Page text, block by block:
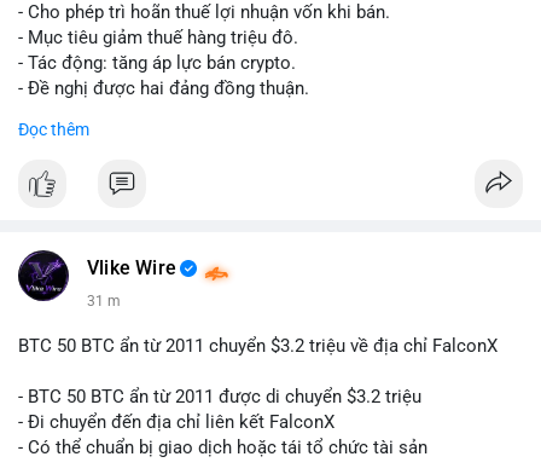
tái cơ cấu danh mục trước phiên giao dịch Âu-Mỹ. Tâm lý thị
trường có thể dao động nhẹ khi nhà đầu tư nhỏ lẻ theo dõi
động thái này.
và điểm đến của số BTC này trong 2-4 giờ tới. Nếu dòng tiền
phòng thủ. Nếu vào ví lạnh, có thể duy trì chiến lược nắm giữ
#160btc #vilanh #thanhkhoansan
- Cho phép trì hoãn thuế lợi nhuận vốn khi bán.
- Mục tiêu giảm thuế hàng triệu đô.
- Tác động: tăng áp lực bán crypto.
- Đề nghị được hai đảng đồng thuận.
📰 Nguồn: Cointelegraph
Đọc thêm
Vlike Wire
31 m
BTC 50 BTC ẩn từ 2011 chuyển $3.2 triệu về địa chỉ FalconX
- BTC 50 BTC ẩn từ 2011 được di chuyển $3.2 triệu
- Đi chuyển đến địa chỉ liên kết FalconX
- Có thể chuẩn bị giao dịch hoặc tái tổ chức tài sản